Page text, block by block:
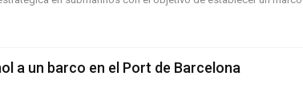
a un barco en el Port de Barcelona